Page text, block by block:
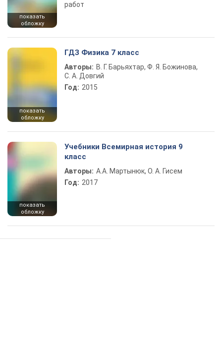
показать
обложку
работ
показать
обложку
ГДЗ Физика 7 класс
Авторы: В. Г. Барьяхтар, Ф. Я. Божинова,
С. А. Довгий
Год: 2015
показать
обложку
Учебники Всемирная история 9
класс
Авторы: А.А. Мартынюк, О. А. Гисем
Год: 2017